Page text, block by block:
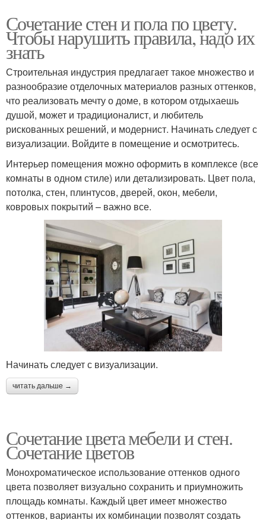
Сочетание стен и пола по цвету.
Чтобы нарушить правила, надо их
знать
Строительная индустрия предлагает такое множество и
разнообразие отделочных материалов разных оттенков,
что реализовать мечту о доме, в котором отдыхаешь
душой, может и традиционалист, и любитель
рискованных решений, и модернист. Начинать следует с
визуализации. Войдите в помещение и осмотритесь.
Интерьер помещения можно оформить в комплексе (все
комнаты в одном стиле) или детализировать. Цвет пола,
потолка, стен, плинтусов, дверей, окон, мебели,
ковровых покрытий – важно все.
Начинать следует с визуализации.
читать дальше →
Сочетание цвета мебели и стен.
Сочетание цветов
Монохроматическое использование оттенков одного
цвета позволяет визуально сохранить и приумножить
площадь комнаты. Каждый цвет имеет множество
оттенков, варианты их комбинации позволят создать